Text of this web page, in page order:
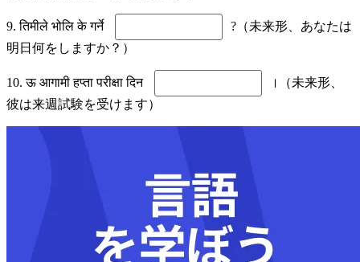
9. तिमीले भोलि के गर्ने
?（未来形、あなたは
明日何をしますか？）
10. ऊ आगामी हप्ता परीक्षा दिन
।（未来形、
彼は来週試験を受けます）